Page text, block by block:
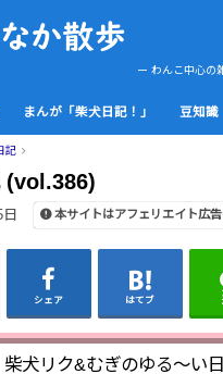
ー わんこ中心の雑ブ
まんが「柴犬日記！」 豆知識
記
(vol.386)
本サイトはアフェリエイト広
シェア はてブ
柴犬リク&むぎのゆる～い日